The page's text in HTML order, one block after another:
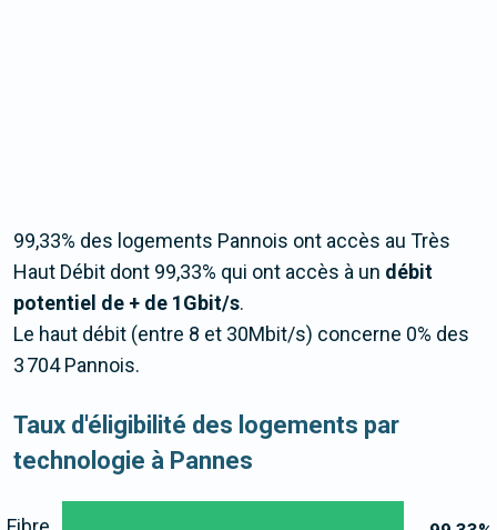
99,33% des logements Pannois ont accès au Très
Haut Débit dont 99,33% qui ont accès à un débit
potentiel de + de 1Gbit/s.
Le haut débit (entre 8 et 30Mbit/s) concerne 0% des
3 704 Pannois.
Taux d'éligibilité des logements par
technologie à Pannes